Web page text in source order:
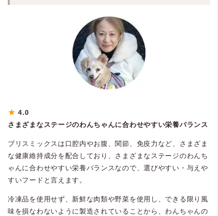
★ 4.0
さまざまなステージのわんちゃんに合わせやすい栄養バランス
ブリスミックスは口腔内やお腹、関節、免疫力など、さまざま
な健康維持成分を配合しており、さまざまなステージのわんち
ゃんに合わせやすい栄養バランスなので、選びやすい・与えや
すいフードと言えます。
冷凍品を使用せず、新鮮な肉類や野菜を使用し、できる限り風
味を損なわないように製造されていることから、わんちゃんの